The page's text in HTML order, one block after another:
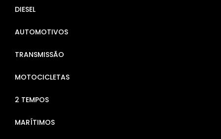
DIESEL
AUTOMOTIVOS
TRANSMISSÃO
MOTOCICLETAS
2 TEMPOS
MARÍTIMOS